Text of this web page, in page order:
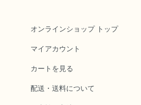
オンラインショップ トップ
マイアカウント
カートを見る
配送・送料について